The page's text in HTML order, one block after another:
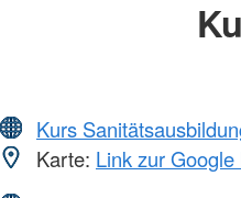
Kurs
Karte: Link zur